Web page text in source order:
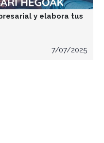
y elabora tus
7/07/2025